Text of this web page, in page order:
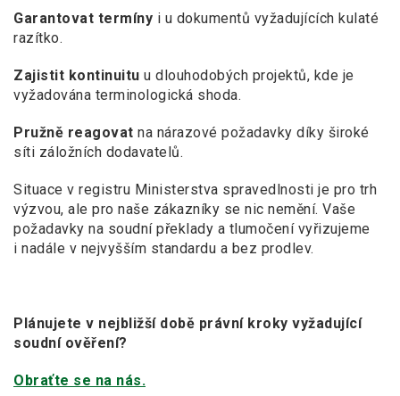
Garantovat termíny i u dokumentů vyžadujících kulaté
razítko.
Zajistit kontinuitu u dlouhodobých projektů, kde je
vyžadována terminologická shoda.
Pružně reagovat na nárazové požadavky díky široké
síti záložních dodavatelů.
Situace v registru Ministerstva spravedlnosti je pro trh
výzvou, ale pro naše zákazníky se nic nemění. Vaše
požadavky na soudní překlady a tlumočení vyřizujeme
i nadále v nejvyšším standardu a bez prodlev.
Plánujete v nejbližší době právní kroky vyžadující
soudní ověření?
Obraťte se na nás.